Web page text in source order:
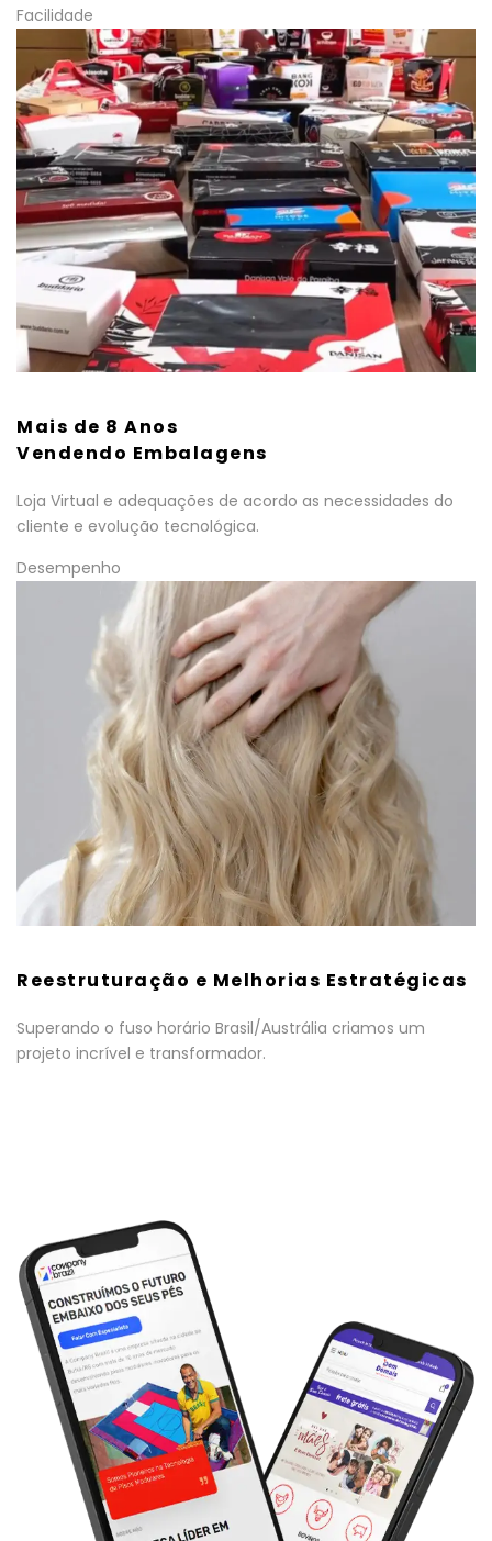
Facilidade
Mais de 8 Anos
Vendendo Embalagens
Loja Virtual e adequações de acordo as necessidades do
cliente e evolução tecnológica.
Desempenho
Reestruturação e Melhorias Estratégicas
Superando o fuso horário Brasil/Austrália criamos um
projeto incrível e transformador.